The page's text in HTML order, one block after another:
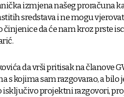
izmjena našeg proračuna
sredstava i ne mogu
činjenice da će nam kroz prste
da vrši pritisak na članove
s kojima sam razgovarao, a bilo
projektni razgovori,